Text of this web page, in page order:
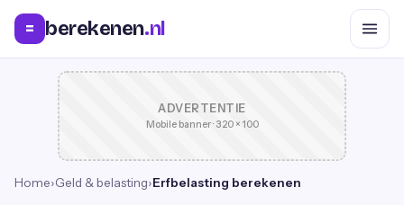
= berekenen.nl
ADVERTENTIE
Mobile banner · 320 × 100
Home›Geld & belasting›Erfbelasting berekenen